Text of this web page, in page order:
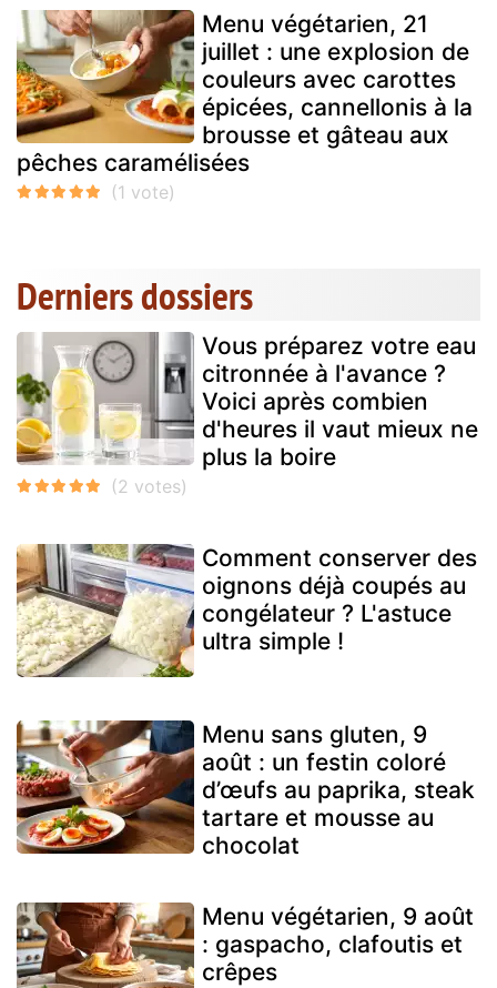
Menu végétarien, 21
juillet : une explosion de
couleurs avec carottes
épicées, cannellonis à la
brousse et gâteau aux
pêches caramélisées
Derniers dossiers
Vous préparez votre eau
citronnée à l'avance ?
Voici après combien
d'heures il vaut mieux ne
plus la boire
Comment conserver des
oignons déjà coupés au
congélateur ? L'astuce
ultra simple !
Menu sans gluten, 9
août : un festin coloré
d’œufs au paprika, steak
tartare et mousse au
chocolat
Menu végétarien, 9 août
: gaspacho, clafoutis et
crêpes